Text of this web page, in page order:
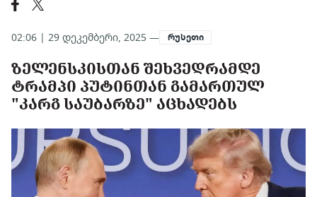
02:06 | 29 დეკემბერი, 2025 — რუსეთი
ᲖᲔᲚᲔᲜᲡᲙᲘᲡᲗᲐᲜ ᲨᲔᲮᲕᲔᲓᲠᲐᲛᲓᲔ
ᲢᲠᲐᲛᲞᲘ ᲞᲣᲢᲘᲜᲗᲐᲜ ᲒᲐᲛᲐᲠᲗᲣᲚ
"ᲙᲐᲠᲒ ᲡᲐᲣᲑᲐᲠᲖᲔ" ᲐᲪᲮᲐᲓᲔᲑᲡ